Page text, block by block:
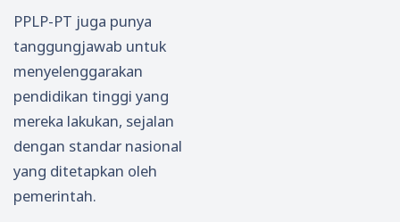
PPLP-PT juga punya
tanggungjawab untuk
menyelenggarakan
pendidikan tinggi yang
mereka lakukan, sejalan
dengan standar nasional
yang ditetapkan oleh
pemerintah.